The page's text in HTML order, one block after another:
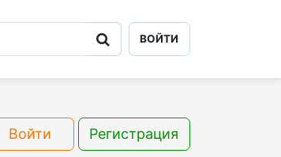
ВОЙТИ
Войти Регистрация